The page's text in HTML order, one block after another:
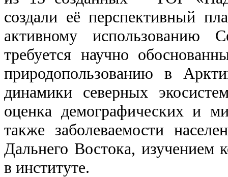
создали её перспективный
активному использованию
требуется научно
природопользованию в
динамики северных
оценка демографических и
также заболеваемости
Дальнего Востока, изучением
в институте.